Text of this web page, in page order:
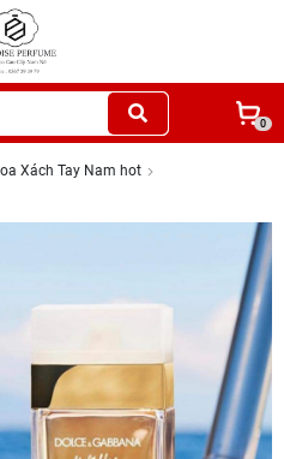
0
Xách Tay Nam hot